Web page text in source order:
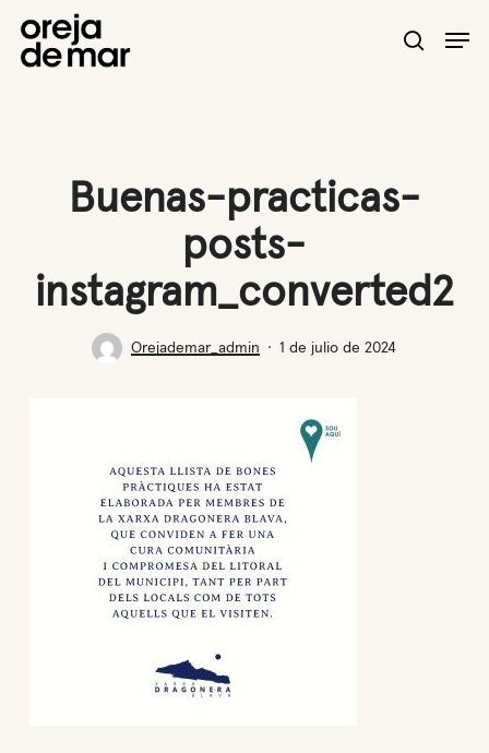
search
Buenas-practicas-
posts-
instagram_converted2
Orejademar_admin 1 de julio de 2024